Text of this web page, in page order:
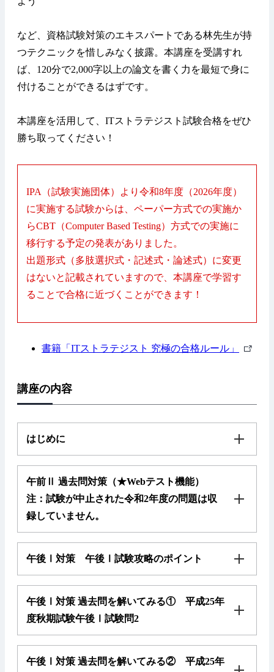
など、資格試験対策のエキスパートである林先生が持
つテクニックを惜しみなく披露。本講座を受講すれ
ば、120分で2,000字以上の論文を書く力を最短で身に
付けることができるはずです。
本講座を活用して、ITストラテジスト試験合格をぜひ
勝ち取ってください！
IPA（試験実施団体）より令和8年度（2026年度）
に実施する試験からは、ペーパー方式での実施か
らCBT（Computer Based Testing）方式での実施に
移行する予定の発表がありました。
出題形式（多肢選択式・記述式・論述式）に変更
はないと記載されていますので、本講座で学習す
ることで合格に近づくことができます！
書籍「ITストラテジスト 究極の合格ルール」
外
講座の内容
はじめに
午前Ⅱ 過去問対策（★Webテスト機能）
注：試験が中止された令和2年度の問題は収
録していません。
午後Ⅰ対策 午後Ⅰ試験攻略のポイント
午後Ⅰ対策 過去問を解いてみる① 平成25年
度秋期試験午後Ⅰ試験問2
午後Ⅰ対策 過去問を解いてみる② 平成25年